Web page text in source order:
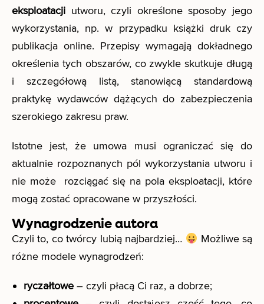
eksploatacji utworu, czyli określone sposoby jego
wykorzystania, np. w przypadku książki druk czy
publikacja online. Przepisy wymagają dokładnego
określenia tych obszarów, co zwykle skutkuje długą
i szczegółową listą, stanowiącą standardową
praktykę wydawców dążących do zabezpieczenia
szerokiego zakresu praw.
Istotne jest, że umowa musi ograniczać się do
aktualnie rozpoznanych pól wykorzystania utworu i
nie może rozciągać się na pola eksploatacji, które
mogą zostać opracowane w przyszłości.
Wynagrodzenie autora
Czyli to, co twórcy lubią najbardziej…
Możliwe są
różne modele wynagrodzeń:
ryczałtowe – czyli płacą Ci raz, a dobrze;